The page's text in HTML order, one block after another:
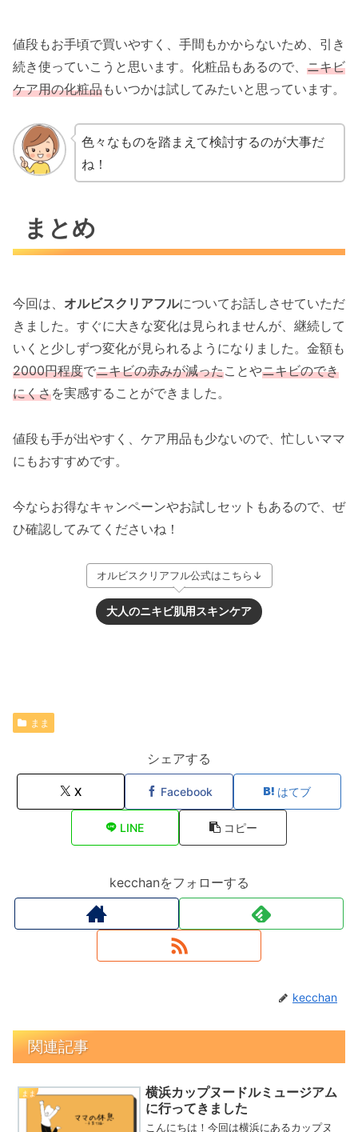
値段もお手頃で買いやすく、手間もかからないため、引き
続き使っていこうと思います。化粧品もあるので、 ニキビ
ケア用の化粧品もいつかは試してみたいと思っています。
色々なものを踏まえて検討するのが大事だ
ね！
まとめ
今回は、 オルビスクリアフルについてお話しさせていただ
きました。すぐに大きな変化は見られませんが、継続して
いくと少しずつ変化が見られるようになりました。金額も
2000円程度でニキビの赤みが減ったことやニキビのでき
にくさを実感することができました。
値段も手が出やすく、ケア用品も少ないので、忙しいママ
にもおすすめです。
今ならお得なキャンペーンやお試しセットもあるので、ぜ
ひ確認してみてくださいね！
オルビスクリアフル公式はこちら↓
大人のニキビ肌用スキンケア
まま
シェアする
X Facebook はてブ
LINE コピー
kecchanをフォローする
kecchan
関連記事
まま
横浜カップヌードルミュージアム
に行ってきました
こんにちは！今回は横浜にあるカップヌ